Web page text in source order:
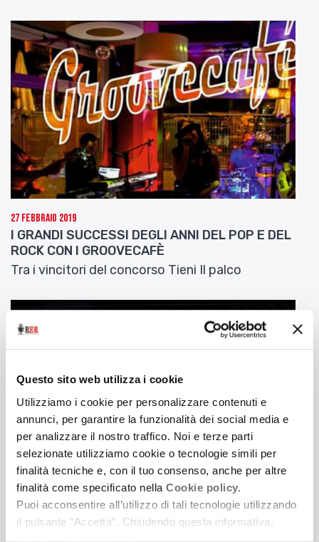
Questo sito web utilizza i cookie
Utilizziamo i cookie per personalizzare contenuti e
annunci, per garantire la funzionalità dei social media e
per analizzare il nostro traffico. Noi e terze parti
selezionate utilizziamo cookie o tecnologie simili per
finalità tecniche e, con il tuo consenso, anche per altre
finalità come specificato nella Cookie policy.
Puoi acconsentire all’utilizzo di tali tecnologie utilizzando
il pulsante “Accetta”. Chiudendo questa informativa,
27 Febbraio 2019
I GRANDI SUCCESSI DEGLI ANNI DEL POP E DEL
ROCK CON I GROOVECAFÈ
Tra i vincitori del concorso Tieni Il palco
16 Febbraio 2019
LE FREQUENZE DI TESLA